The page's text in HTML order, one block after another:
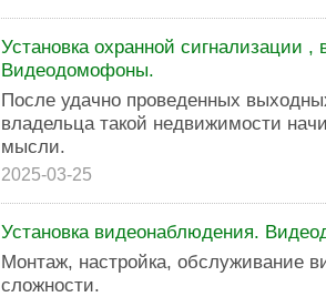
Установка охранной сигнализации
Видеодомофоны.
После удачно проведенных
владельца такой недвижимости
мысли.
2025-03-25
Установка видеонаблюдения.
Монтаж, настройка, обслуживание
сложности.